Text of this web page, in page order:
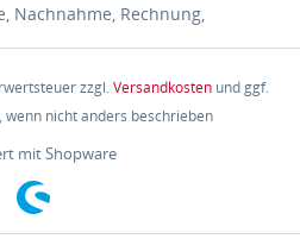
Nachnahme, Rechnung,
zzgl.Versandkosten und ggf.
nicht anders beschrieben
mit Shopware